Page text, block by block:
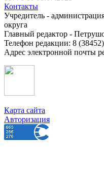
Контакты
Учредитель -
округа
Главный редактор -
Телефон редакции: 8
Адрес электронной почты
Карта сайта
Авторизация